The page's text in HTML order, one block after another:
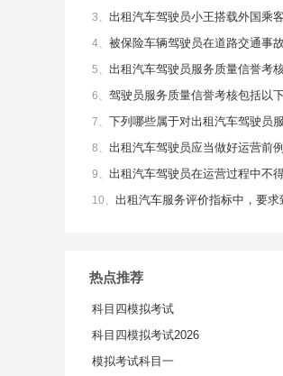
3、 出租汽车驾驶员小王搭载外国乘
4、 被保险车辆驾驶员在道路交通事
5、 出租汽车驾驶员服务质量信誉考
6、 驾驶员服务质量信誉考核包括以
7、 下列哪些属于对出租汽车驾驶员
8、 出租汽车驾驶员应当做好运营前
9、 出租汽车驾驶员在运营过程中不
10、 出租汽车服务评价指标中，要求
热点推荐
科目四模拟考试
科目四模拟考试2026
模拟考试科目一